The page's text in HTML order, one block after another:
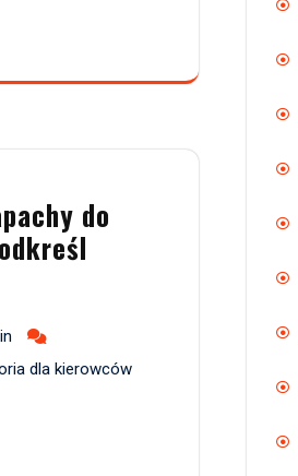
do
dla kierowców